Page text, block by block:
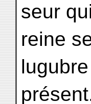
seur
reine
lugubre